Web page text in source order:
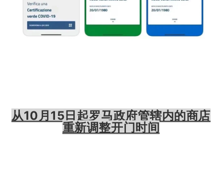
从10月15日起罗马政府管辖内的商店
重新调整开门时间